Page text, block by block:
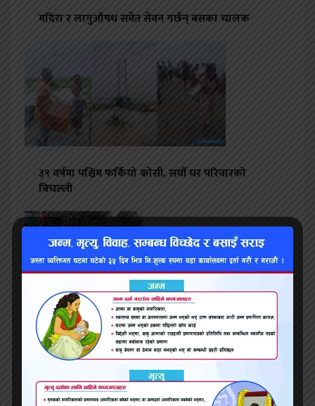
मदिरा र लागुऔषध समेत सेवन गर्छन् बसका चालक
३९ वर्षमा पश्चिम फर्कियो कोसी, सयौं घर परिवारको
बिचल्ली
ट्रकको ठक्करबाट आमाको मृत्यु, छोरीसहित तीनजना
घाइते